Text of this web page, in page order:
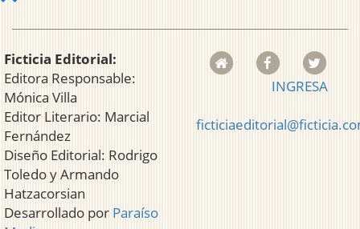
Ficticia Editorial:
Editora Responsable:
Mónica Villa
Editor Literario: Marcial
Fernández
Diseño Editorial: Rodrigo
Toledo y Armando
Hatzacorsian
Desarrollado por Paraíso
INGRESA